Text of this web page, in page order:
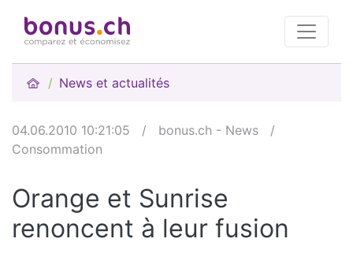
News et actualités
04.06.2010 10:21:05 / bonus.ch - News
/
Consommation
Orange et Sunrise
renoncent à leur fusion